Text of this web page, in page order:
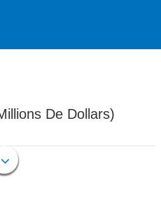
De Dollars)